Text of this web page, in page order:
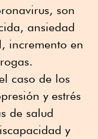
son
ansiedad
incremento en
caso de los
y estrés
de salud
y